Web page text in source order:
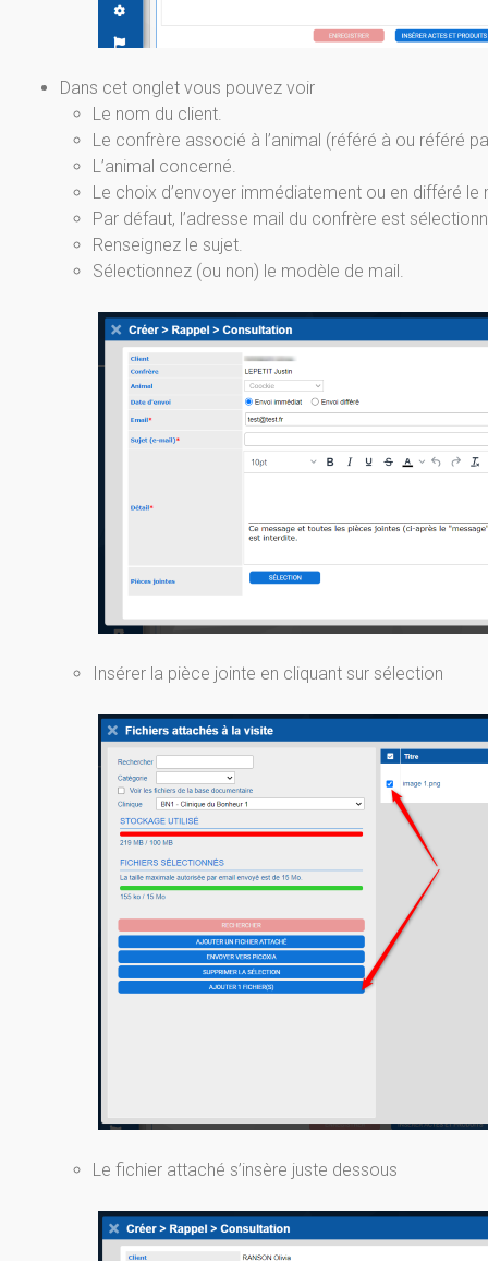
Dans cet onglet vous pouvez voir
Le nom du client.
Le confrère associé à l’animal (référé à ou référé
L’animal concerné.
Le choix d’envoyer immédiatement ou en différé le
Par défaut, l’adresse mail du confrère est
Renseignez le sujet.
Sélectionnez (ou non) le modèle de mail.
Insérer la pièce jointe en cliquant sur sélection
Le fichier attaché s’insère juste dessous